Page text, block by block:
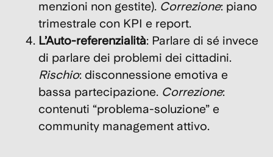
menzioni non gestite). Correzione: piano
trimestrale con KPI e report.
L’Auto-referenzialità: Parlare di sé invece
di parlare dei problemi dei cittadini.
Rischio: disconnessione emotiva e
bassa partecipazione. Correzione:
contenuti “problema-soluzione” e
community management attivo.